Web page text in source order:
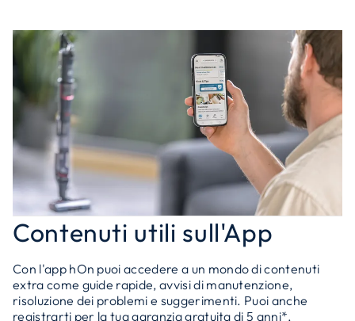
Contenuti utili sull'App
Con l'app hOn puoi accedere a un mondo di contenuti
extra come guide rapide, avvisi di manutenzione,
risoluzione dei problemi e suggerimenti. Puoi anche
registrarti per la tua garanzia gratuita di 5 anni*.